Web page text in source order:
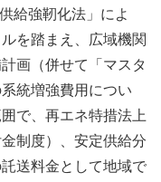
給強靭化法」によ
を踏まえ、広域機関
画（併せて「マスタ
統増強費用につい
で、再エネ特措法上
制度）、安定供給分
送料金として地域で